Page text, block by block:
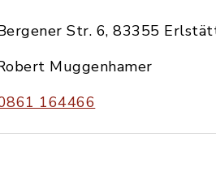
Str. 6, 83355
Muggenhamer
164466